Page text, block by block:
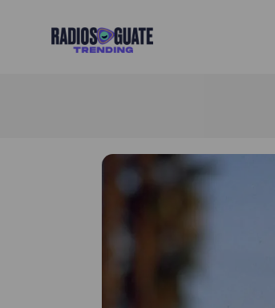
Radios Guate